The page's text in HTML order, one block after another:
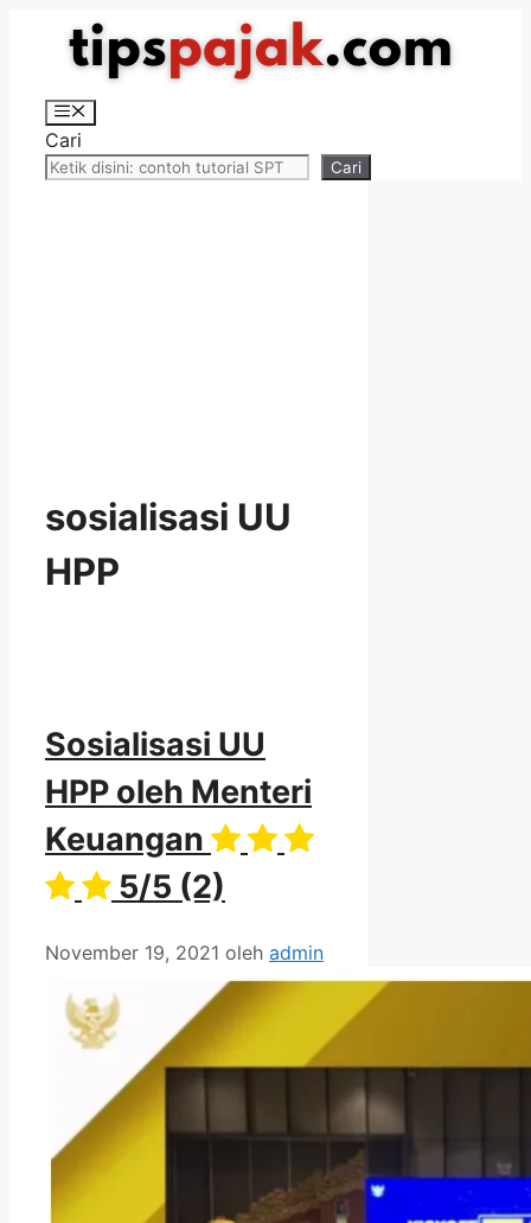
Langsung
Menu
Cari
Cari
sosialisasi UU
HPP
Sosialisasi UU
HPP oleh Menteri
Keuangan
5/5 (2)
November 19, 2021 oleh admin